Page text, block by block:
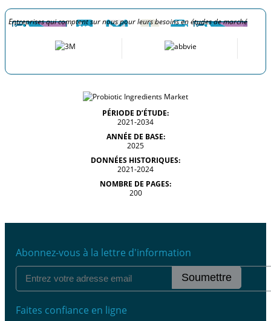
Entreprises qui comptent sur nous pour leurs besoins en études de marché
PÉRIODE D’ÉTUDE:
2021-2034
ANNÉE DE BASE:
2025
DONNÉES HISTORIQUES:
2021-2024
NOMBRE DE PAGES:
200
Abonnez-vous à la lettre d'information
Soumettre
Faites confiance en ligne